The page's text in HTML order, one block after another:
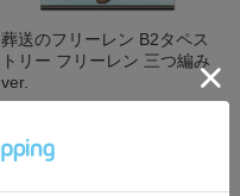
葬送のフリーレン B2タペス
トリー フリーレン 三つ編み
ver.